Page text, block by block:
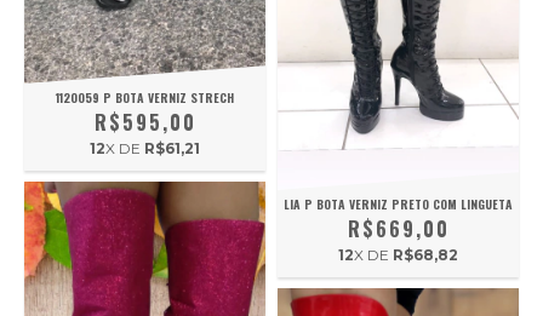
1120059 P BOTA VERNIZ STRECH
R$595,00
12X DE R$61,21
LIA P BOTA VERNIZ PRETO COM LINGUETA
R$669,00
12X DE R$68,82